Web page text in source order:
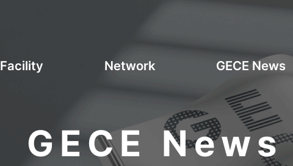
GECE News
Facility Network GECE News